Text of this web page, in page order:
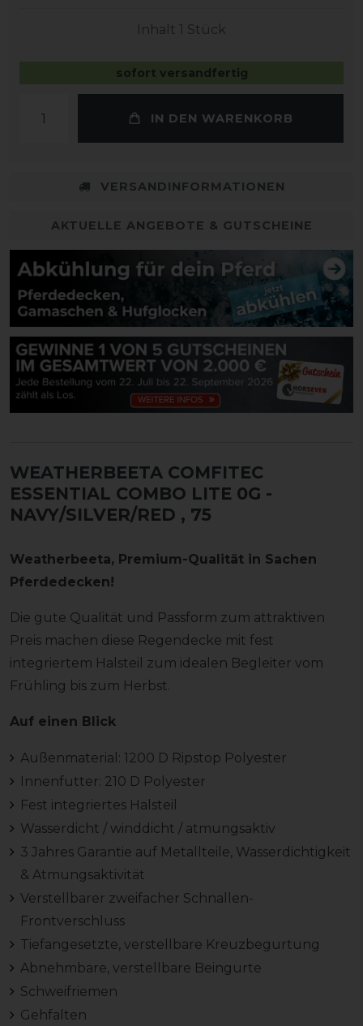
Inhalt 1 Stück
sofort versandfertig
IN DEN WARENKORB
VERSANDINFORMATIONEN
AKTUELLE ANGEBOTE & GUTSCHEINE
WEATHERBEETA COMFITEC
ESSENTIAL COMBO LITE 0G -
NAVY/SILVER/RED , 75
Weatherbeeta, Premium-Qualität in Sachen
Pferdedecken!
Die gute Qualität und Passform zum attraktiven
Preis machen diese Regendecke mit fest
integriertem Halsteil zum idealen Begleiter vom
Frühling bis zum Herbst.
Auf einen Blick
Außenmaterial: 1200 D Ripstop Polyester
Innenfutter: 210 D Polyester
Fest integriertes Halsteil
Wasserdicht / winddicht / atmungsaktiv
3 Jahres Garantie auf Metallteile, Wasserdichtigkeit
& Atmungsaktivität
Verstellbarer zweifacher Schnallen-
Frontverschluss
Tiefangesetzte, verstellbare Kreuzbegurtung
Abnehmbare, verstellbare Beingurte
Schweifriemen
Gehfalten